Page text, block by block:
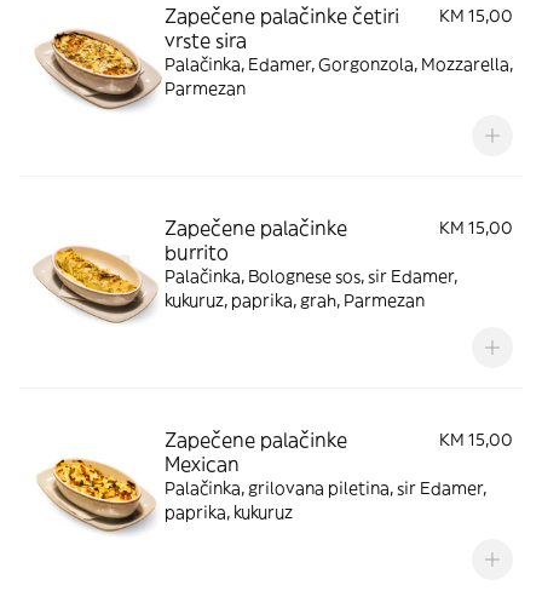
Zapečene palačinke četiri
vrste sira
KM 15,00
Palačinka, Edamer, Gorgonzola, Mozzarella,
Parmezan
Zapečene palačinke
burrito
KM 15,00
Palačinka, Bolognese sos, sir Edamer,
kukuruz, paprika, grah, Parmezan
Zapečene palačinke
Mexican
KM 15,00
Palačinka, grilovana piletina, sir Edamer,
paprika, kukuruz